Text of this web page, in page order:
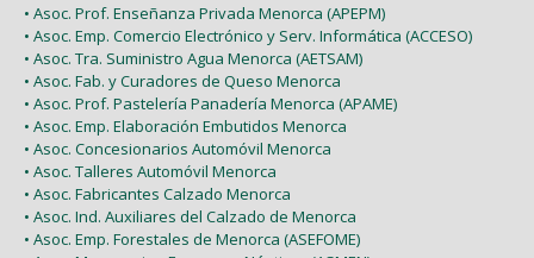
• Asoc. Prof. Enseñanza Privada Menorca (APEPM)
• Asoc. Emp. Comercio Electrónico y Serv. Informática (ACCESO)
• Asoc. Tra. Suministro Agua Menorca (AETSAM)
• Asoc. Fab. y Curadores de Queso Menorca
• Asoc. Prof. Pastelería Panadería Menorca (APAME)
• Asoc. Emp. Elaboración Embutidos Menorca
• Asoc. Concesionarios Automóvil Menorca
• Asoc. Talleres Automóvil Menorca
• Asoc. Fabricantes Calzado Menorca
• Asoc. Ind. Auxiliares del Calzado de Menorca
• Asoc. Emp. Forestales de Menorca (ASEFOME)